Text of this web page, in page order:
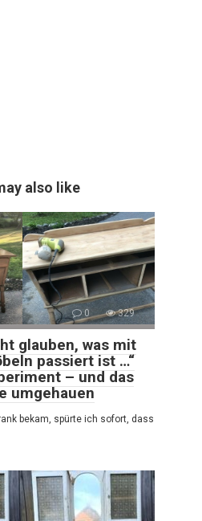
also like
0 329
glauben, was mit
passiert ist …“
– und das
umgehauen
bekam, spürte ich sofort, dass